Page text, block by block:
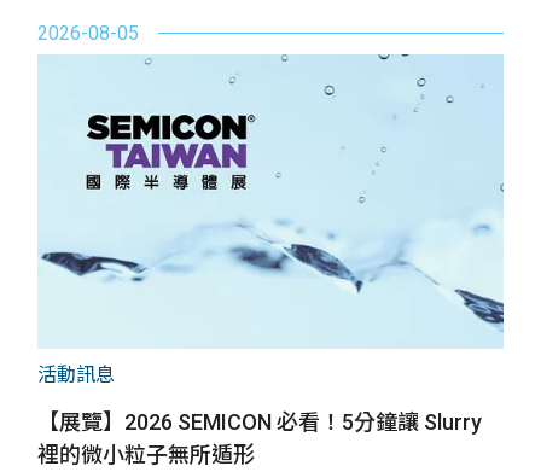
2026-08-05
活動訊息
【展覽】2026 SEMICON 必看！5分鐘讓 Slurry
裡的微小粒子無所遁形